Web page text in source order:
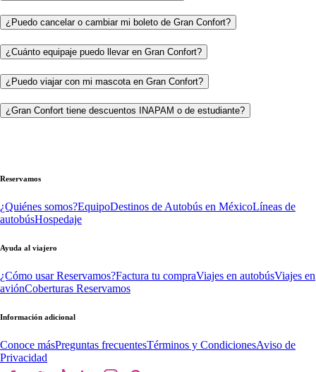
¿Puedo cancelar o cambiar mi boleto de Gran Confort?
¿Cuánto equipaje puedo llevar en Gran Confort?
¿Puedo viajar con mi mascota en Gran Confort?
¿Gran Confort tiene descuentos INAPAM o de estudiante?
Reservamos
¿Quiénes somos?EquipoDestinos de Autobús en MéxicoLíneas de
autobúsHospedaje
Ayuda al viajero
¿Cómo usar Reservamos?Factura tu compraViajes en autobúsViajes en
aviónCoberturas Reservamos
Información adicional
Conoce másPreguntas frecuentesTérminos y CondicionesAviso de
Privacidad